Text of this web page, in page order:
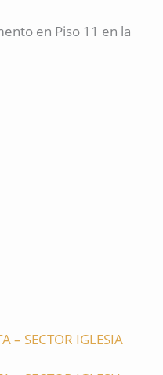
en Piso 11 en la